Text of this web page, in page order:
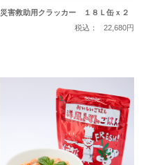
災害救助用クラッカー １８Ｌ缶ｘ２
税込：
22,680円